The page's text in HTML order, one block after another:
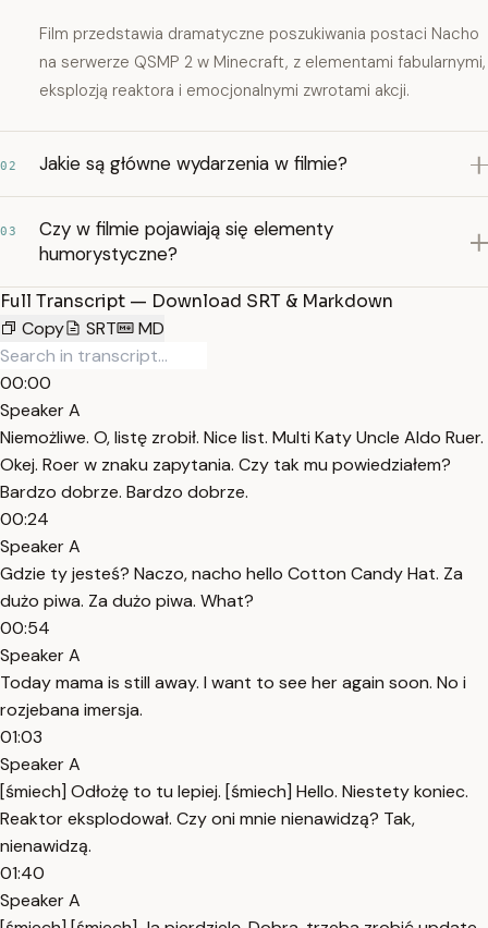
Film przedstawia dramatyczne poszukiwania postaci Nacho
na serwerze QSMP 2 w Minecraft, z elementami fabularnymi,
eksplozją reaktora i emocjonalnymi zwrotami akcji.
02 Jakie są główne wydarzenia w filmie?
03
Czy w filmie pojawiają się elementy
humorystyczne?
Full Transcript — Download SRT & Markdown
Copy
SRT MD
00:00
Speaker A
Niemożliwe. O, listę zrobił. Nice list. Multi Katy Uncle Aldo Ruer.
Okej. Roer w znaku zapytania. Czy tak mu powiedziałem?
Bardzo dobrze. Bardzo dobrze.
00:24
Speaker A
Gdzie ty jesteś? Naczo, nacho hello Cotton Candy Hat. Za
dużo piwa. Za dużo piwa. What?
00:54
Speaker A
Today mama is still away. I want to see her again soon. No i
rozjebana imersja.
01:03
Speaker A
[śmiech] Odłożę to tu lepiej. [śmiech] Hello. Niestety koniec.
Reaktor eksplodował. Czy oni mnie nienawidzą? Tak,
nienawidzą.
01:40
Speaker A